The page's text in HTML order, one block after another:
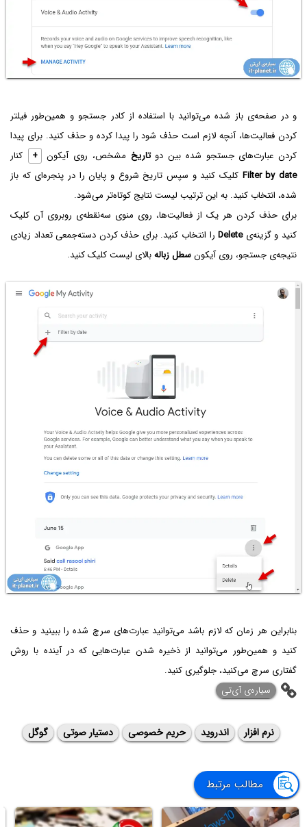
و در صفحه‌ی باز شده می‌توانید با استفاده از کادر جستجو و همین‌طور فیلتر
کردن فعالیت‌ها، آنچه لازم است حذف شود را پیدا کرده و حذف کنید. برای پیدا
کردن عبارت‌های جستجو شده بین دوتاریخ مشخص، روی آیکون +
کنار
Filter by date کلیک کنید و سپس تاریخ شروع و پایان را در پنجره‌ای که باز
شده، انتخاب کنید. به این ترتیب لیست نتایج کوتاه‌تر می‌شود.
برای حذف کردن هر یک از فعالیت‌ها، روی منوی سه‌نقطه‌ی روبروی آن کلیک
کنید و گزینه‌یDeleteرا انتخاب کنید. برای حذف کردن دسته‌جمعی تعداد زیادی
نتیجه‌ی جستجو، روی آیکونسطل زبالهبالای لیست کلیک کنید.
بنابراین هر زمان که لازم باشد می‌توانید عبارت‌های سرچ شده را ببینید و حذف
کنید و همین‌طور می‌توانید از ذخیره شدن عبارت‌هایی که در آینده با روش
گفتاری سرچ می‌کنید، جلوگیری کنید.
سیاره‌ی ‌آی‌تی
نرم افزار اندروید حریم خصوصی دستیار صوتی گوگل
مطالب مرتبط